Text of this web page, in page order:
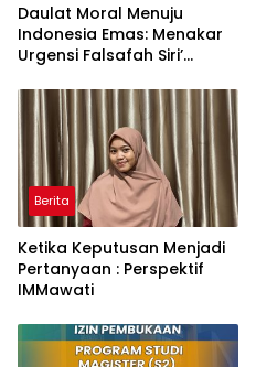
Daulat Moral Menuju
Indonesia Emas: Menakar
Urgensi Falsafah Siri’
Ancaman Kleptokrasi
Berita
Ketika Keputusan Menjadi
Pertanyaan : Perspektif
IMMawati